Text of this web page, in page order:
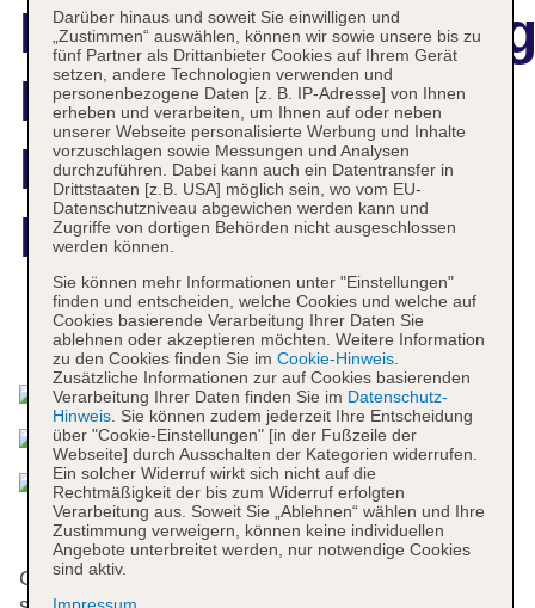
Dalaman Airport
Lykia Resort
Hotel and Spa
Das bietet Ihre Unterkunft
Gerne heißt das Hotel die Gäste in einem 4-
Darüber hinaus und soweit Sie einwilligen und
„Zustimmen“ auswählen, können wir sowie unsere bis zu
fünf Partner als Drittanbieter Cookies auf Ihrem Gerät
setzen, andere Technologien verwenden und
personenbezogene Daten [z. B. IP-Adresse] von Ihnen
erheben und verarbeiten, um Ihnen auf oder neben
unserer Webseite personalisierte Werbung und Inhalte
vorzuschlagen sowie Messungen und Analysen
durchzuführen. Dabei kann auch ein Datentransfer in
Drittstaaten [z.B. USA] möglich sein, wo vom EU-
Datenschutzniveau abgewichen werden kann und
Zugriffe von dortigen Behörden nicht ausgeschlossen
werden können.
Sie können mehr Informationen unter "Einstellungen"
finden und entscheiden, welche Cookies und welche auf
Cookies basierende Verarbeitung Ihrer Daten Sie
ablehnen oder akzeptieren möchten. Weitere Information
zu den Cookies finden Sie im Cookie-Hinweis.
Zusätzliche Informationen zur auf Cookies basierenden
Verarbeitung Ihrer Daten finden Sie im Datenschutz-
Hinweis. Sie können zudem jederzeit Ihre Entscheidung
über "Cookie-Einstellungen" [in der Fußzeile der
Webseite] durch Ausschalten der Kategorien widerrufen.
Ein solcher Widerruf wirkt sich nicht auf die
Rechtmäßigkeit der bis zum Widerruf erfolgten
Verarbeitung aus. Soweit Sie „Ablehnen“ wählen und Ihre
Zustimmung verweigern, können keine individuellen
Angebote unterbreitet werden, nur notwendige Cookies
sind aktiv.